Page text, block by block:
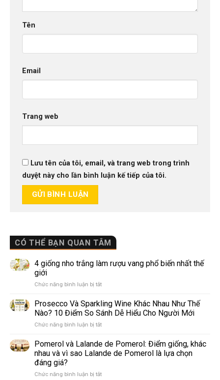
CÓ THỂ BẠN QUAN TÂM
4 giống nho trắng làm rượu vang phổ biến nhất thế
giới
Chức năng bình luận bị tắtở
giống
nho
trắng
làm
vang
phổ
thế
Prosecco Và Sparkling Wine Khác Nhau Như Thế
Nào? 10 Điểm So Sánh Dễ Hiểu Cho Người Mới
Chức năng bình luận bị tắtở
Và
Sparkling
Wine
Nhau
Pomerol và Lalande de Pomerol: Điểm giống, khác
nhau và vì sao Lalande de Pomerol là lựa chọn
đáng giá?
Chức năng bình luận bị tắtở
Tên
Email
Trang web
Lưu tên của tôi, email, và trang web trong trình
duyệt này cho lần bình luận kế tiếp của tôi.